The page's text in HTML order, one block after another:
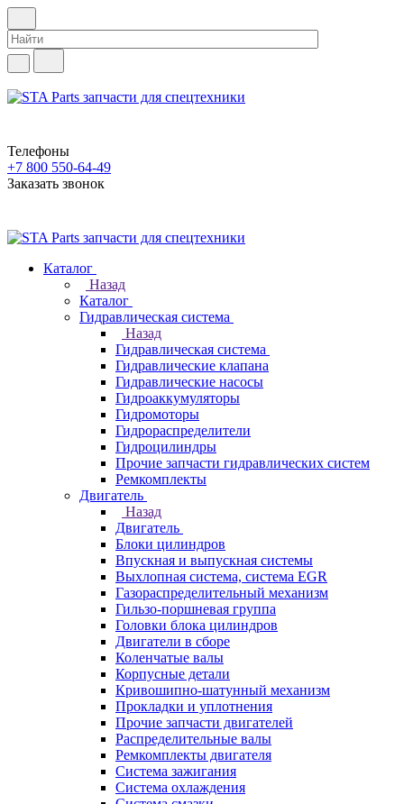
Телефоны
+7 800 550-64-49
Заказать звонок
Каталог
Назад
Каталог
Гидравлическая система
Назад
Гидравлическая система
Гидравлические клапана
Гидравлические насосы
Гидроаккумуляторы
Гидромоторы
Гидрораспределители
Гидроцилиндры
Прочие запчасти гидравлических систем
Ремкомплекты
Двигатель
Назад
Двигатель
Блоки цилиндров
Впускная и выпускная системы
Выхлопная система, система EGR
Газораспределительный механизм
Гильзо-поршневая группа
Головки блока цилиндров
Двигатели в сборе
Коленчатые валы
Корпусные детали
Кривошипно-шатунный механизм
Прокладки и уплотнения
Прочие запчасти двигателей
Распределительные валы
Ремкомплекты двигателя
Система зажигания
Система охлаждения